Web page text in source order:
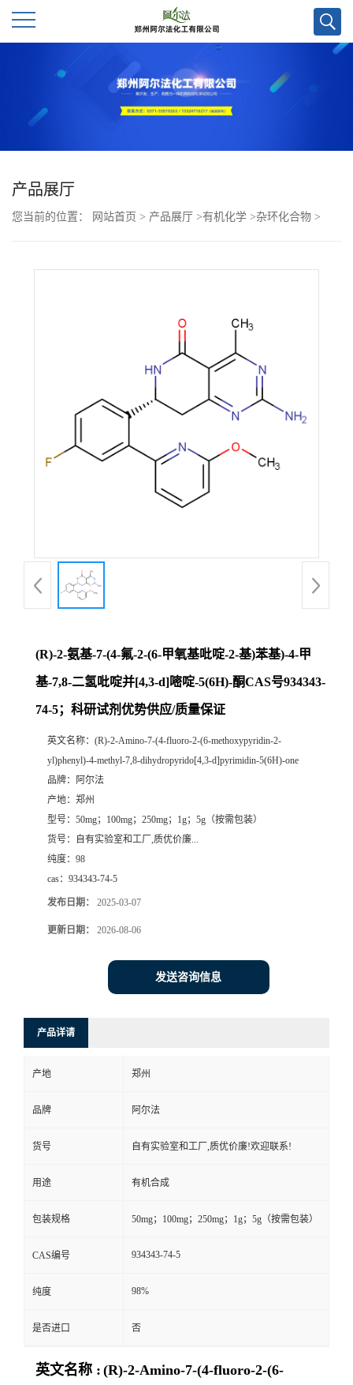
公
厅
产品展厅
您当前的位置： 网站首页 > 产品展厅 >有机化学 >杂环化合物 >
(R)-2-氨基-7-(4-氟-2-(6-甲氧基吡啶-2-基)苯基)-4-甲
基-7,8-二氢吡啶并[4,3-d]嘧啶-5(6H)-酮CAS号934343-
74-5；科研试剂优势供应/质量保证
英文名称： (R)-2-Amino-7-(4-fluoro-2-(6-methoxypyridin-2-
yl)phenyl)-4-methyl-7,8-dihydropyrido[4,3-d]pyrimidin-5(6H)-one
品牌：
阿尔法
产地： 郑州
型号： 50mg；100mg；250mg；1g；5g（按需包装）
货号：
自有实验室和工厂,质优价廉...
纯度： 98
cas： 934343-74-5
发布日期： 2025-03-07
更新日期： 2026-08-06
发送咨询信息
产品详请
产地 郑州
品牌 阿尔法
货号 自有实验室和工厂,质优价廉!欢迎联系!
用途 有机合成
包装规格 50mg；100mg；250mg；1g；5g（按需包装）
CAS编号 934343-74-5
纯度 98%
是否进口 否
英文名称 : (R)-2-Amino-7-(4-fluoro-2-(6-